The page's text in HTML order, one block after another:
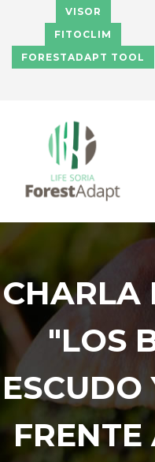
Pasar al contenido principal
VISOR
FITOCLIM
FORESTADAPT TOOL
CHARLA
"LOS
ESCUDO